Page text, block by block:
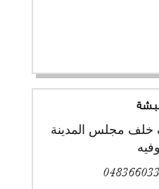
خلف مجلس المدينة